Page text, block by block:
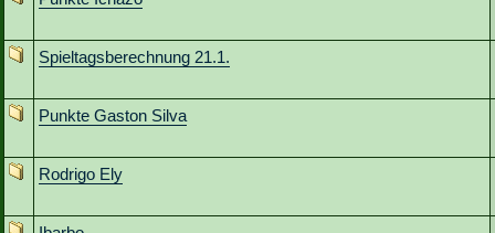
Spieltagsberechnung 21.1.
Punkte Gaston Silva
Rodrigo Ely